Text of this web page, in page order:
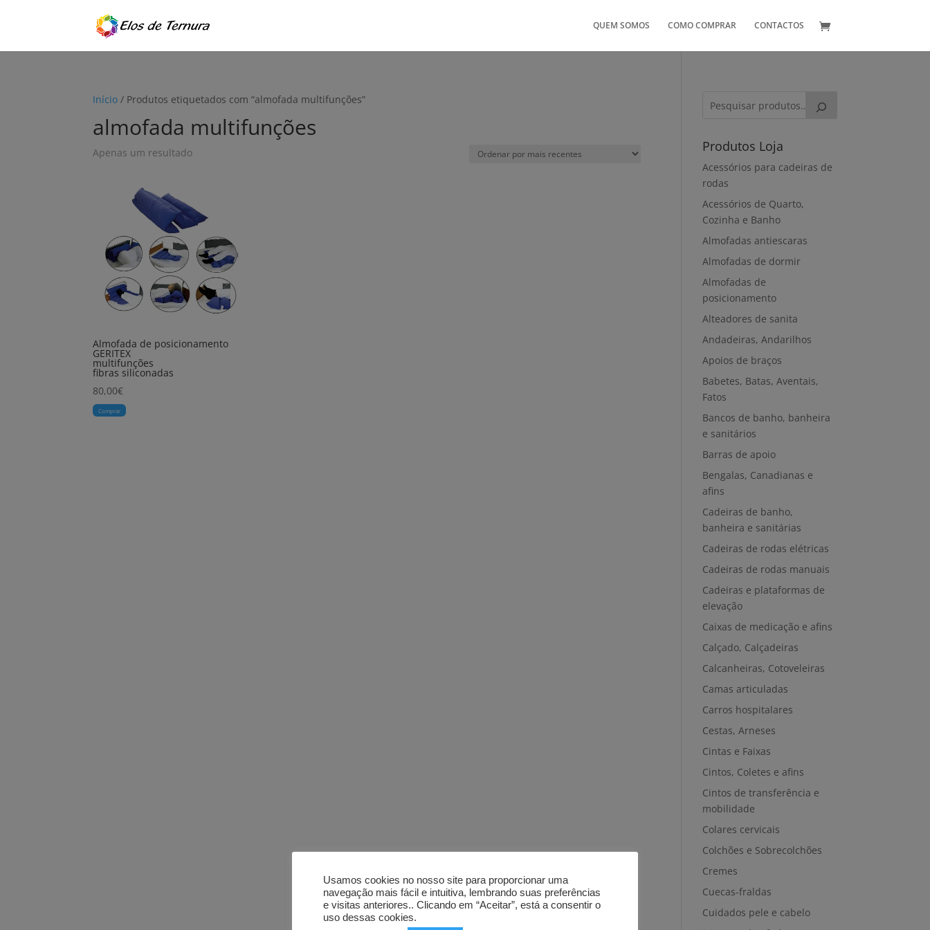
QUEM SOMOS COMO COMPRAR CONTACTOS
Início / Produtos etiquetados com “almofada multifunções”
almofada multifunções
Apenas um resultado
Almofada de posicionamento
GERITEX
multifunções
fibras siliconadas
80,00€
Comprar
Produtos Loja
Acessórios para cadeiras de
rodas
Acessórios de Quarto,
Cozinha e Banho
Almofadas antiescaras
Almofadas de dormir
Almofadas de
posicionamento
Alteadores de sanita
Andadeiras, Andarilhos
Apoios de braços
Babetes, Batas, Aventais,
Fatos
Bancos de banho, banheira
e sanitários
Barras de apoio
Bengalas, Canadianas e
afins
Cadeiras de banho,
banheira e sanitárias
Cadeiras de rodas elétricas
Cadeiras de rodas manuais
Cadeiras e plataformas de
elevação
Caixas de medicação e afins
Calçado, Calçadeiras
Calcanheiras, Cotoveleiras
Camas articuladas
Carros hospitalares
Cestas, Arneses
Cintas e Faixas
Cintos, Coletes e afins
Cintos de transferência e
mobilidade
Colares cervicais
Colchões e Sobrecolchões
Cremes
Cuecas-fraldas
Cuidados pele e cabelo
Usamos cookies no nosso site para proporcionar uma
navegação mais fácil e intuitiva, lembrando suas preferências
e visitas anteriores.. Clicando em “Aceitar”, está a consentir o
uso dessas cookies.